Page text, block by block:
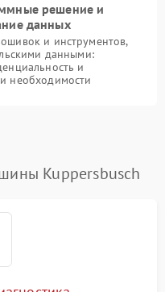
решение и
данных
и инструментов,
данными:
и
необходимости
Kuppersbusch